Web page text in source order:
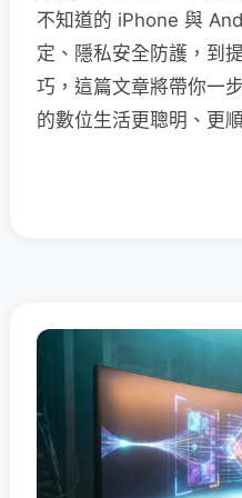
不知道的 iPhone 與
定、隱私安全防護，到
巧，這篇文章將帶你一
的數位生活更聰明、更